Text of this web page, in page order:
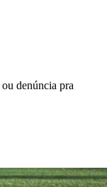
denúncia pra